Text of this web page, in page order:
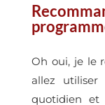
Oh oui, je le
allez utiliser
quotidien et